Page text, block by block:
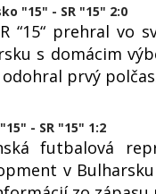
"15" - SR "15" 2:0
“15“ prehral vo
s domácim
odohral prvý
- SR "15" 1:2
futbalová
v